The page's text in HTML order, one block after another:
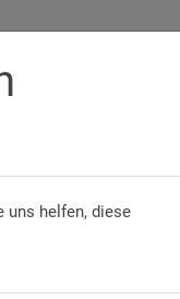
INSPIRATION
uns helfen, diese